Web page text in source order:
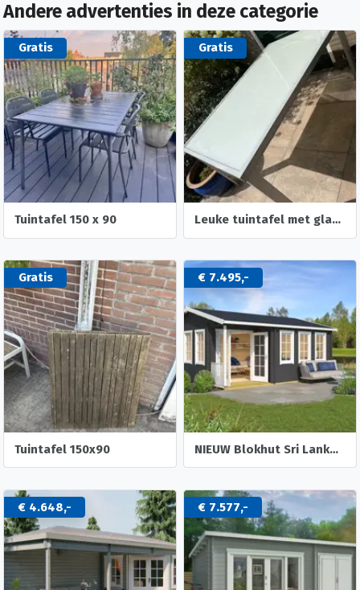
Andere advertenties in deze categorie
Gratis
Tuintafel 150 x 90
Gratis
Leuke tuintafel met glasplaat
Gratis
Tuintafel 150x90
€ 7.495,-
NIEUW Blokhut Sri Lanka 44 Dgp+
€ 4.648,- € 7.577,-